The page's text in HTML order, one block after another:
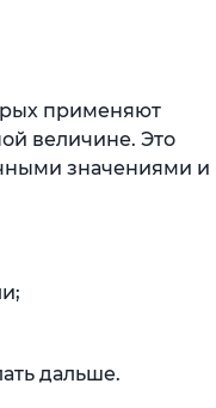
применяют
величине. Это
значениями и
дальше.